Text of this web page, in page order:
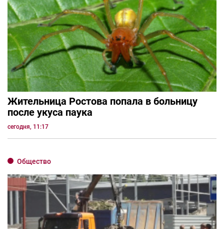
Жительница Ростова попала в больницу
после укуса паука
сегодня, 11:17
Общество